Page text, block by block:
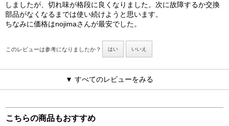
しましたが、切れ味が格段に良くなりました。次に故障するか交換
部品がなくなるまでは使い続けようと思います。
ちなみに価格はnojimaさんが最安でした。
このレビューは参考になりましたか？ はい いいえ
▼ すべてのレビューをみる
こちらの商品もおすすめ